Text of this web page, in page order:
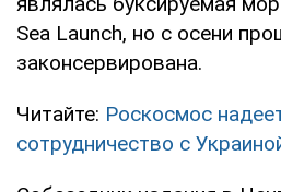
Sea Launch, но с осени
законсервирована.
Читайте: Роскосмос
сотрудничество с